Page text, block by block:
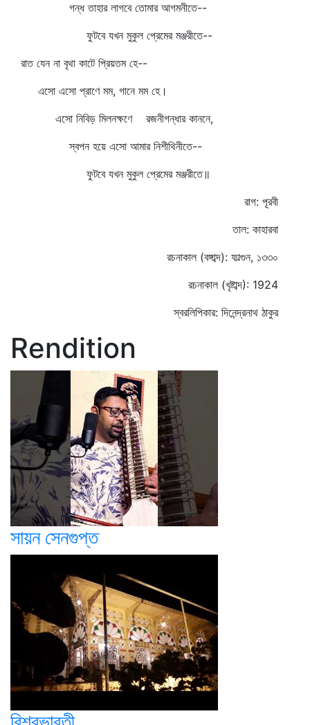
গন্ধ তাহার লাগবে তোমার আগমনীতে--
ফুটবে যখন মুকুল প্রেমের মঞ্জরীতে--
রাত যেন না বৃথা কাটে প্রিয়তম হে--
এসো এসো প্রাণে মম, গানে মম হে।
এসো নিবিড় মিলনক্ষণে রজনীগন্ধার কাননে,
স্বপন হয়ে এসো আমার নিশীথিনীতে--
ফুটবে যখন মুকুল প্রেমের মঞ্জরীতে॥
রাগ: পূরবী
তাল: কাহারবা
রচনাকাল (বঙ্গাব্দ): ফাল্গুন, ১৩৩০
রচনাকাল (খৃষ্টাব্দ): 1924
স্বরলিপিকার: দিনেন্দ্রনাথ ঠাকুর
Rendition
সায়ন সেনগুপ্ত